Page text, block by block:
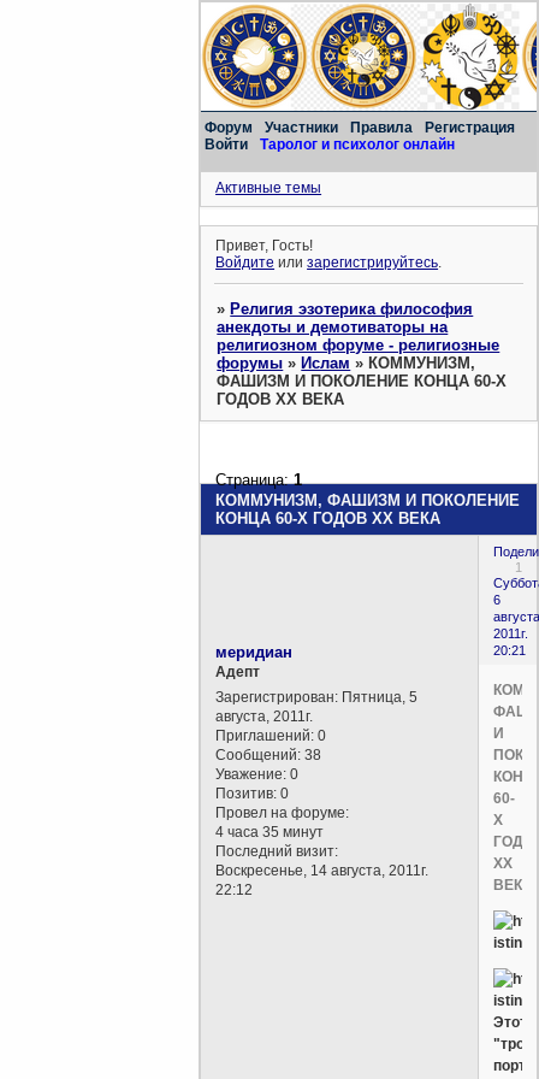
Форум Участники Правила
Регистрация
Войти
Таролог и психолог онлайн
Активные темы
Привет, Гость!
Войдите илизарегистрируйтесь.
»Религия эзотерика философия
анекдоты и демотиваторы на
религиозном форуме - религиозные
форумы »Ислам »КОММУНИЗМ,
ФАШИЗМ И ПОКОЛЕНИЕ КОНЦА 60-Х
ГОДОВ ХХ ВЕКА
КОММУНИЗМ, ФАШИЗМ И ПОКОЛЕНИЕ
КОНЦА 60-Х ГОДОВ ХХ ВЕКА
Страница:1
1
6
2011г.
20:21
меридиан
Aдепт
Зарегистрирован: Пятница, 5
августа, 2011г.
Приглашений: 0
Сообщений: 38
Уважение: 0
Позитив: 0
Провел на форуме:
4 часа 35 минут
Последний визит:
Воскресенье, 14 августа, 2011г.
22:12
И
60-
Х
ХХ
ВЕКА
Этот